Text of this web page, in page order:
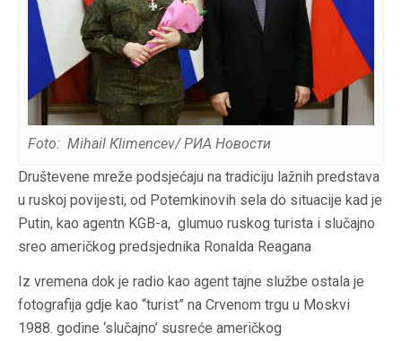
Foto: Мihail Кlimencev/ РИА Новости
Društevene mreže podsjećaju na tradiciju lažnih predstava
u ruskoj povijesti, od Potemkinovih sela do situacije kad je
Putin, kao agentn KGB-a, glumuo ruskog turista i slučajno
sreo američkog predsjednika Ronalda Reagana
Iz vremena dok je radio kao agent tajne službe ostala je
fotografija gdje kao “turist” na Crvenom trgu u Moskvi
1988. godine ‘slučajno’ susreće američkog